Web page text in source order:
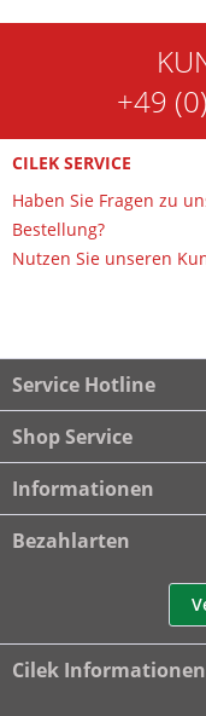
+49
CILEK SERVICE
Haben Sie Fragen zu
Bestellung?
Nutzen Sie unseren
Service Hotline
Shop Service
Informationen
Bezahlarten
Cilek Informationen